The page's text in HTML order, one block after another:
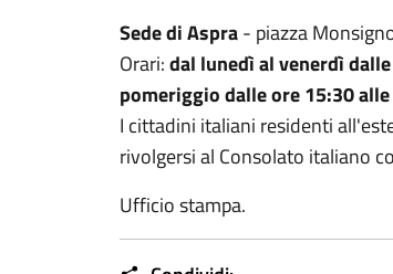
Sede di Aspra- piazza
Orari:dal lunedì al venerdì
pomeriggio dalle ore 15:30
I cittadini italiani residenti
rivolgersi al Consolato italiano
Ufficio stampa.